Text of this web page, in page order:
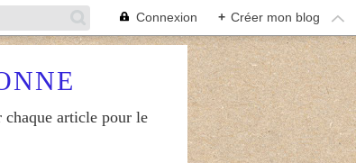
Connexion + Créer mon blog
chaque article pour le